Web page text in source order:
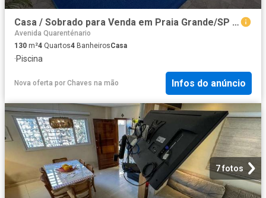
Casa / Sobrado para Venda em Praia Grande/SP Tupi 4 Quartos
Avenida Quarenténario
130 m²4 Quartos4 BanheirosCasa
·Piscina
Nova oferta por Chaves na mão Infos do anúncio
7 fotos